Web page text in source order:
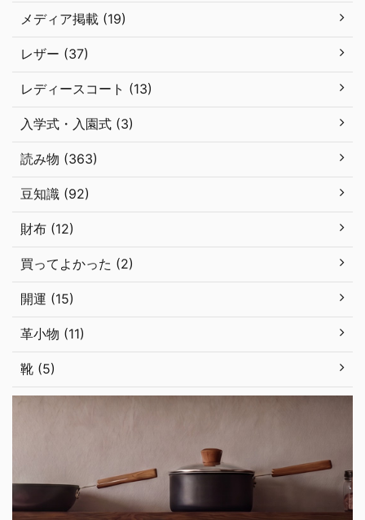
メディア掲載 (19)
レザー (37)
レディースコート (13)
入学式・入園式 (3)
読み物 (363)
豆知識 (92)
財布 (12)
買ってよかった (2)
開運 (15)
革小物 (11)
靴 (5)